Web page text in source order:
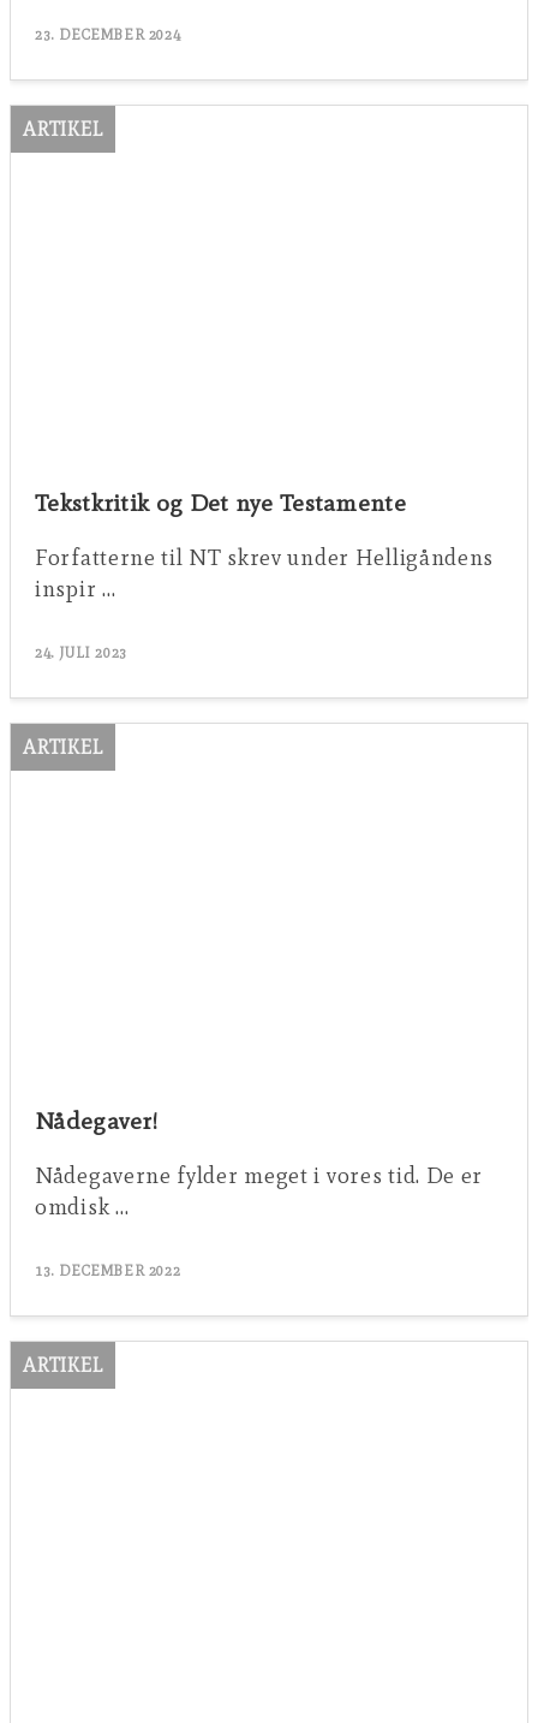
23. DECEMBER 2024
ARTIKEL
Tekstkritik og Det nye Testamente
Forfatterne til NT skrev under Helligåndens
inspir …
24. JULI 2023
ARTIKEL
Nådegaver!
Nådegaverne fylder meget i vores tid. De er
omdisk …
13. DECEMBER 2022
ARTIKEL